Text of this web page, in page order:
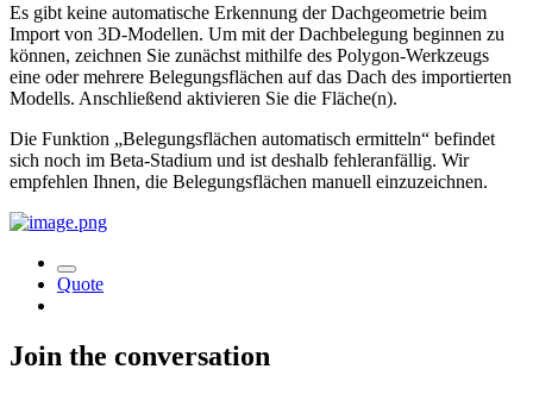
Es gibt keine automatische Erkennung der Dachgeometrie beim
Import von 3D-Modellen. Um mit der Dachbelegung beginnen zu
können, zeichnen Sie zunächst mithilfe des Polygon-Werkzeugs
eine oder mehrere Belegungsflächen auf das Dach des importierten
Modells. Anschließend aktivieren Sie die Fläche(n).
Die Funktion „Belegungsflächen automatisch ermitteln“ befindet
sich noch im Beta-Stadium und ist deshalb fehleranfällig. Wir
empfehlen Ihnen, die Belegungsflächen manuell einzuzeichnen.
Quote
Join the conversation